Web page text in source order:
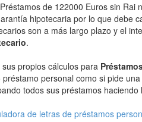
de 122000 Euros sin
hipotecaria por lo que debe
son a más largo plazo y el
.
sus propios cálculos para
préstamo personal como si pide
todos sus préstamos
de letras de préstamos